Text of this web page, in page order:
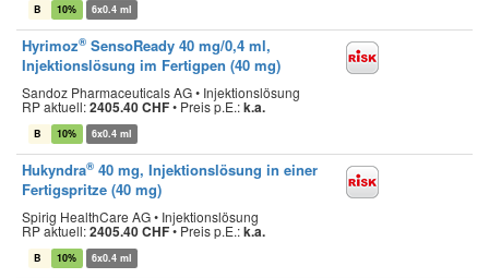
B 10% 6x0.4 ml
Hyrimoz® SensoReady 40 mg/0,4 ml,
Injektionslösung im Fertigpen (40 mg)
Sandoz Pharmaceuticals AG • Injektionslösung
RP aktuell:2405.40 CHF• Preis p.E.:k.a.
B 10% 6x0.4 ml
Hukyndra® 40 mg, Injektionslösung in einer
Fertigspritze (40 mg)
Spirig HealthCare AG • Injektionslösung
RP aktuell:2405.40 CHF• Preis p.E.:k.a.
B 10% 6x0.4 ml